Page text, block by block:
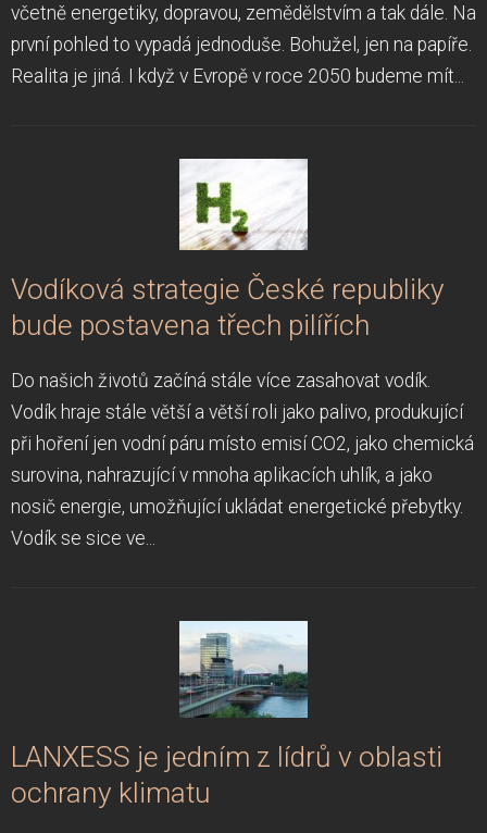
včetně energetiky, dopravou, zemědělstvím a tak dále. Na
první pohled to vypadá jednoduše. Bohužel, jen na papíře.
Realita je jiná. I když v Evropě v roce 2050 budeme mít...
Vodíková strategie České republiky
bude postavena třech pilířích
Do našich životů začíná stále více zasahovat vodík.
Vodík hraje stále větší a větší roli jako palivo, produkující
při hoření jen vodní páru místo emisí CO2, jako chemická
surovina, nahrazující v mnoha aplikacích uhlík, a jako
nosič energie, umožňující ukládat energetické přebytky.
Vodík se sice ve...
LANXESS je jedním z lídrů v oblasti
ochrany klimatu